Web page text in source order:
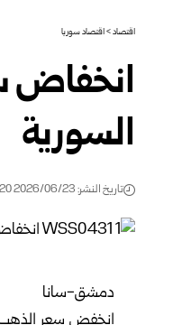
اقتصاد>اقتصاد سوريا
السورية‎
تاريخ النشر: 2026/06/23 11:20 صباحًا
دمشق-سانا